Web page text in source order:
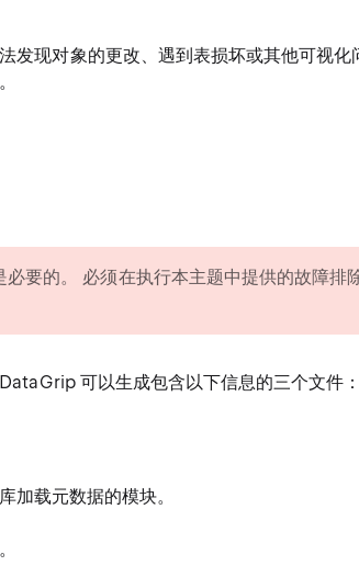
发现对象的更改、遇到表损坏或其他可视化
要的。 必须在执行本主题中提供的故障排
可以生成包含以下信息的三个文件：
加载元数据的模块。